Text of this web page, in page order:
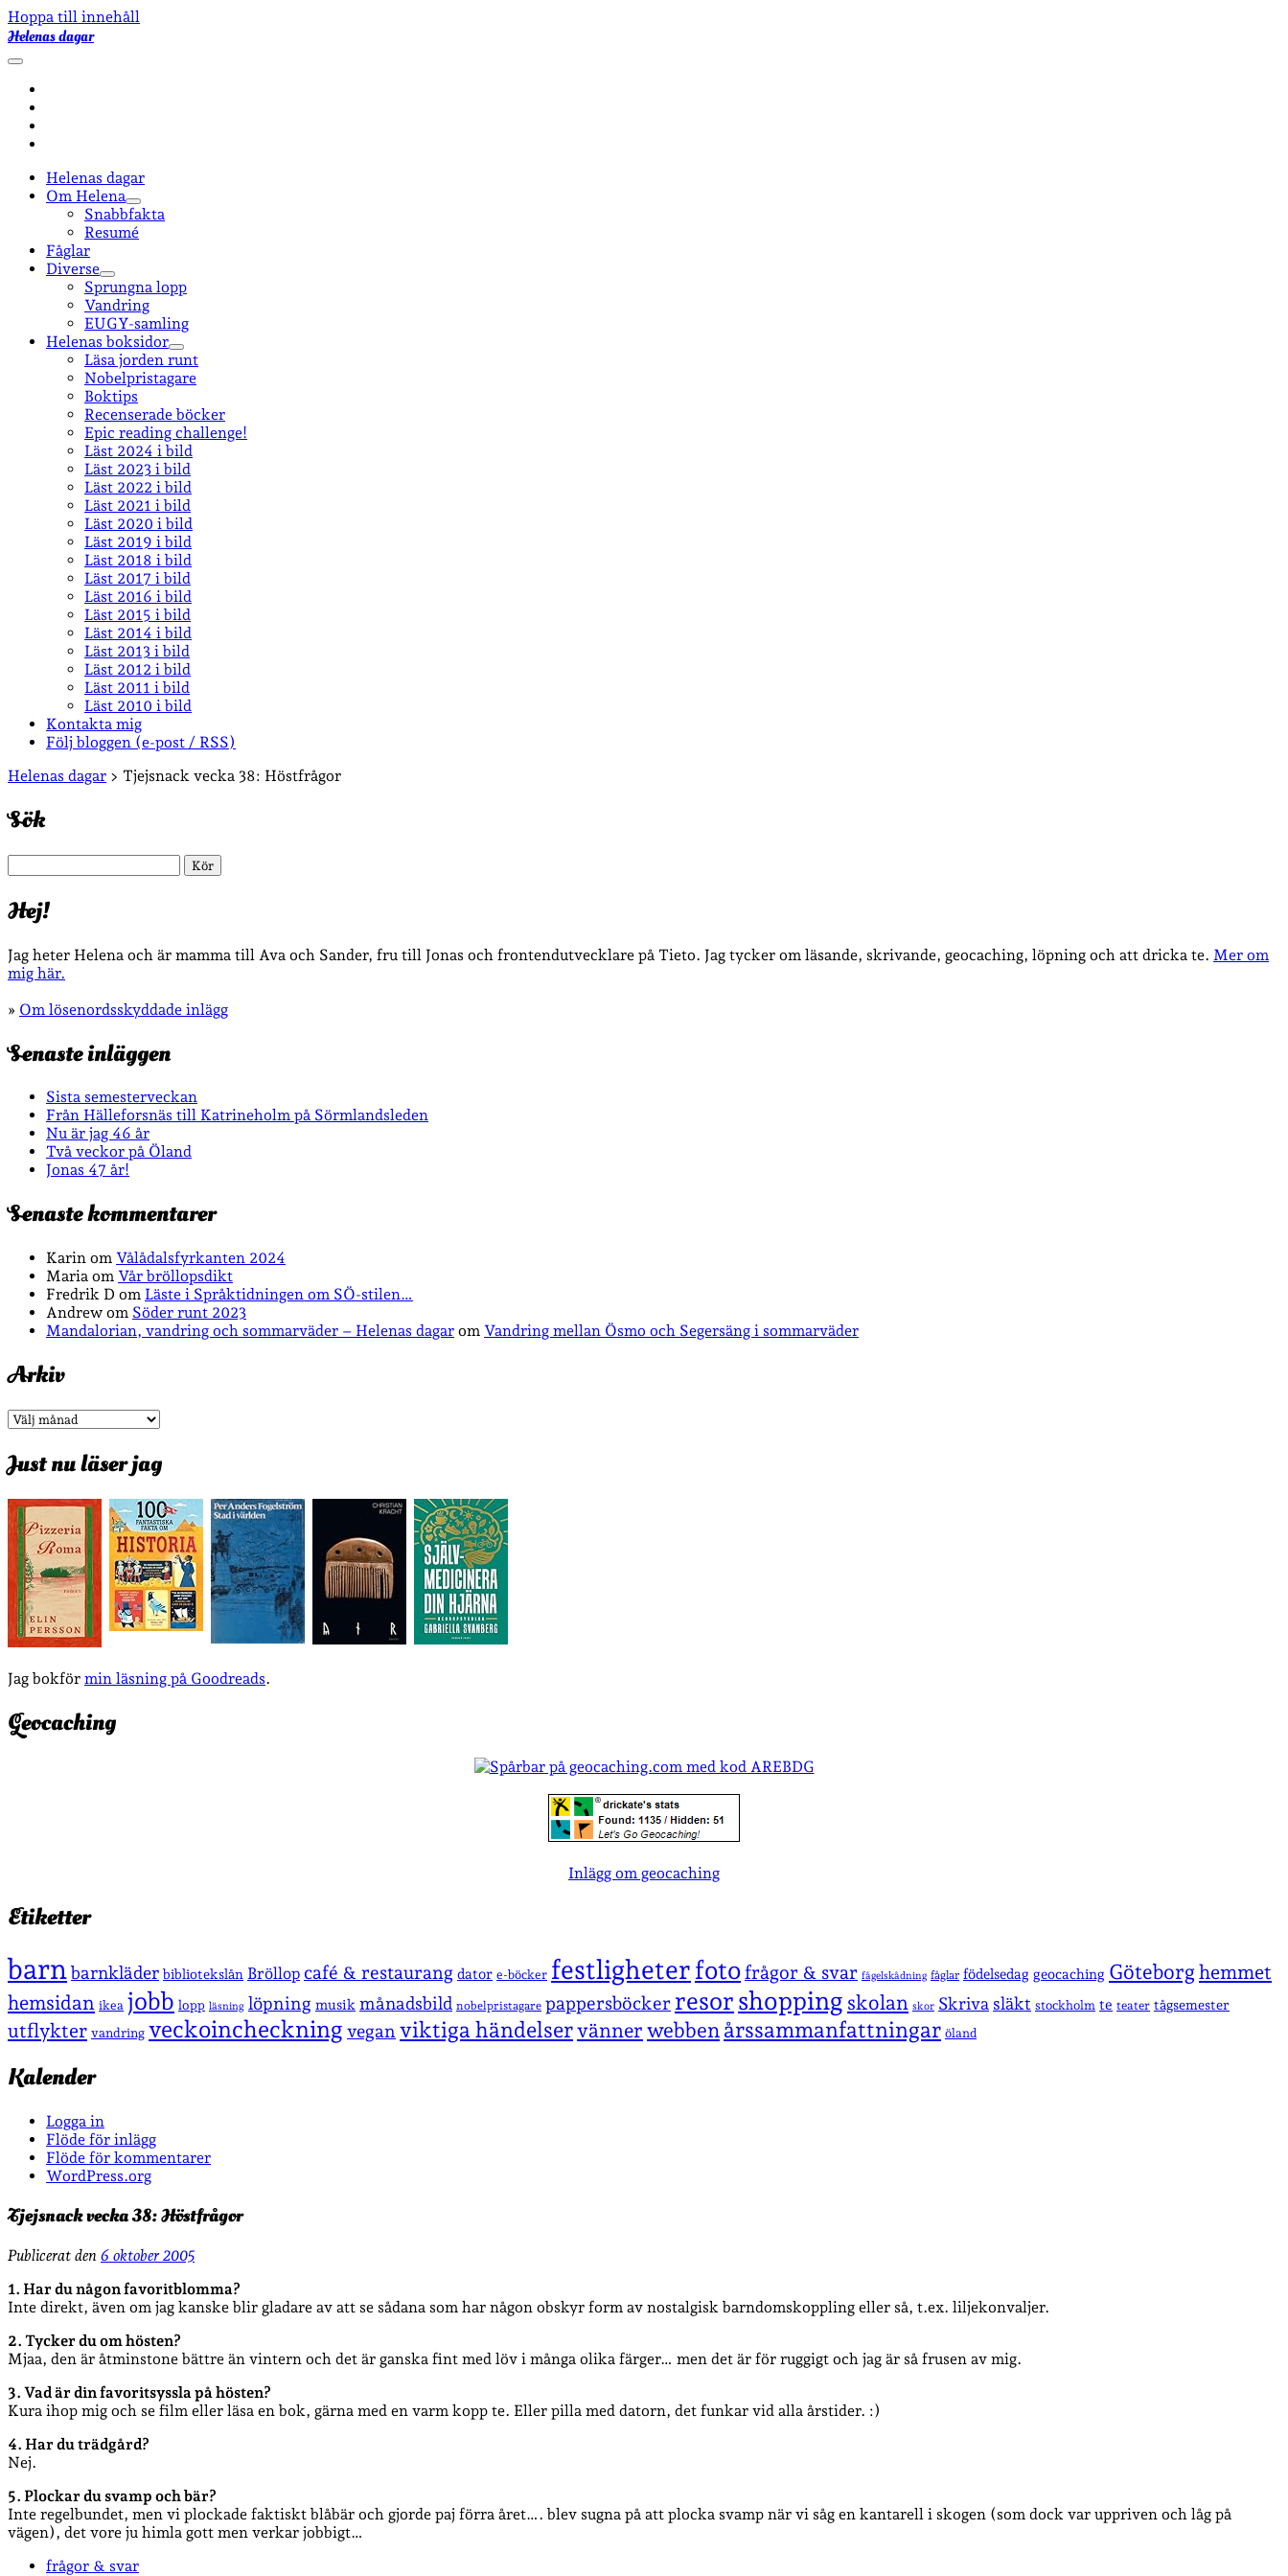
Hoppa till innehåll
Helenas dagar
öppna
Helenas dagar
Om Helena
öppna
undermeny
Snabbfakta
Resumé
Fåglar
Diverse
öppna
undermeny
Sprungna lopp
Vandring
EUGY-samling
Helenas boksidor
öppna
undermeny
Läsa jorden runt
Nobelpristagare
Boktips
Recenserade böcker
Epic reading challenge!
Läst 2024 i bild
Läst 2023 i bild
Läst 2022 i bild
Läst 2021 i bild
Läst 2020 i bild
Läst 2019 i bild
Läst 2018 i bild
Läst 2017 i bild
Läst 2016 i bild
Läst 2015 i bild
Läst 2014 i bild
Läst 2013 i bild
Läst 2012 i bild
Läst 2011 i bild
Läst 2010 i bild
Kontakta mig
Följ bloggen (e-post / RSS)
Sidopanel
Helenas dagar > Tjejsnack vecka 38: Höstfrågor
Sök
Hej!
Jag heter Helena och är mamma till Ava och Sander, fru till Jonas och frontendutvecklare på Tieto. Jag tycker om läsande, skrivande, geocaching, löpning och att dricka te. Mer om
mig här.
» Om lösenordsskyddade inlägg
Senaste inläggen
Sista semesterveckan
Från Hälleforsnäs till Katrineholm på Sörmlandsleden
Nu är jag 46 år
Två veckor på Öland
Jonas 47 år!
Senaste kommentarer
Karin om Vålådalsfyrkanten 2024
Maria om Vår bröllopsdikt
Fredrik D om Läste i Språktidningen om SÖ-stilen…
Andrew om Söder runt 2023
Mandalorian, vandring och sommarväder – Helenas dagar om Vandring mellan Ösmo och Segersäng i sommarväder
Arkiv
Arkiv
Just nu läser jag
Jag bokför min läsning på Goodreads.
Geocaching
Inlägg om geocaching
Etiketter
barnbarnkläder bibliotekslån Bröllop café & restaurang dator e-böcker festligheterfotofrågor & svar fågelskådning fåglar födelsedag geocaching Göteborghemmet
hemsidan ikea jobb lopp läsning löpning musik månadsbild nobelpristagare pappersböcker resor shopping skolan skor Skriva släkt stockholm te teater tågsemester
utflykter vandring veckoincheckning vegan viktiga händelservänner webben årssammanfattningar öland
Kalender
Logga in
Flöde för inlägg
Flöde för kommentarer
WordPress.org
Tjejsnack vecka 38: Höstfrågor
Publicerat den 6 oktober 2005
1. Har du någon favoritblomma?
Inte direkt, även om jag kanske blir gladare av att se sådana som har någon obskyr form av nostalgisk barndomskoppling eller så, t.ex. liljekonvaljer.
2. Tycker du om hösten?
Mjaa, den är åtminstone bättre än vintern och det är ganska fint med löv i många olika färger… men det är för ruggigt och jag är så frusen av mig.
3. Vad är din favoritsyssla på hösten?
Kura ihop mig och se film eller läsa en bok, gärna med en varm kopp te. Eller pilla med datorn, det funkar vid alla årstider. :)
4. Har du trädgård?
Nej.
5. Plockar du svamp och bär?
Inte regelbundet, men vi plockade faktiskt blåbär och gjorde paj förra året…. blev sugna på att plocka svamp när vi såg en kantarell i skogen (som dock var uppriven och låg på
vägen), det vore ju himla gott men verkar jobbigt…
frågor & svar